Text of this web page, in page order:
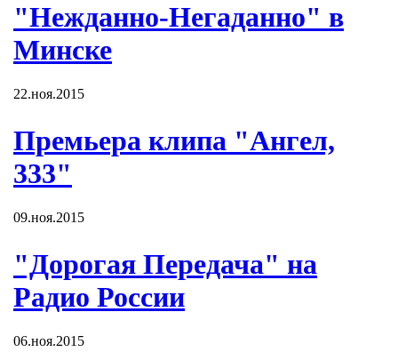
"Нежданно-Негаданно" в
Минске
22.ноя.2015
Премьера клипа "Ангел,
333"
09.ноя.2015
"Дорогая Передача" на
Радио России
06.ноя.2015